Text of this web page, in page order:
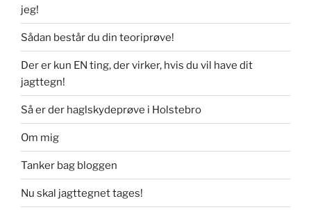
jeg!
Sådan består du din teoriprøve!
Der er kun EN ting, der virker, hvis du vil have dit
jagttegn!
Så er der haglskydeprøve i Holstebro
Om mig
Tanker bag bloggen
Nu skal jagttegnet tages!